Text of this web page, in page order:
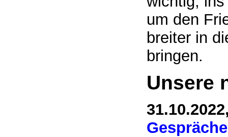
um den
breiter in
bringen.
Unsere